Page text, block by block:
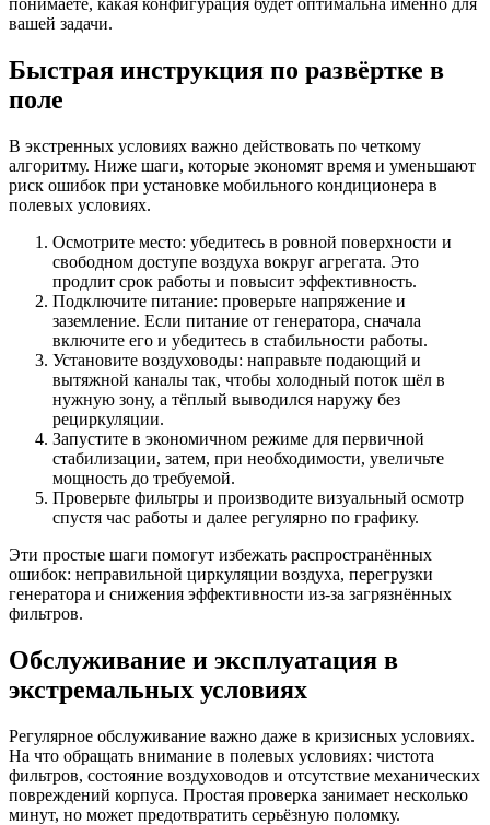
понимаете, какая конфигурация будет оптимальна именно для
вашей задачи.
Быстрая инструкция по развёртке в
поле
В экстренных условиях важно действовать по четкому
алгоритму. Ниже шаги, которые экономят время и уменьшают
риск ошибок при установке мобильного кондиционера в
полевых условиях.
Осмотрите место: убедитесь в ровной поверхности и
свободном доступе воздуха вокруг агрегата. Это
продлит срок работы и повысит эффективность.
Подключите питание: проверьте напряжение и
заземление. Если питание от генератора, сначала
включите его и убедитесь в стабильности работы.
Установите воздуховоды: направьте подающий и
вытяжной каналы так, чтобы холодный поток шёл в
нужную зону, а тёплый выводился наружу без
рециркуляции.
Запустите в экономичном режиме для первичной
стабилизации, затем, при необходимости, увеличьте
мощность до требуемой.
Проверьте фильтры и производите визуальный осмотр
спустя час работы и далее регулярно по графику.
Эти простые шаги помогут избежать распространённых
ошибок: неправильной циркуляции воздуха, перегрузки
генератора и снижения эффективности из-за загрязнённых
фильтров.
Обслуживание и эксплуатация в
экстремальных условиях
Регулярное обслуживание важно даже в кризисных условиях.
На что обращать внимание в полевых условиях: чистота
фильтров, состояние воздуховодов и отсутствие механических
повреждений корпуса. Простая проверка занимает несколько
минут, но может предотвратить серьёзную поломку.